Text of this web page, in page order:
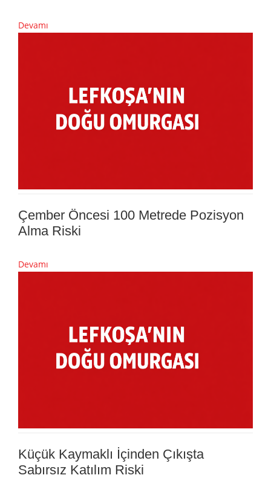
Devamı
Çember Öncesi 100 Metrede Pozisyon
Alma Riski
Devamı
Küçük Kaymaklı İçinden Çıkışta
Sabırsız Katılım Riski